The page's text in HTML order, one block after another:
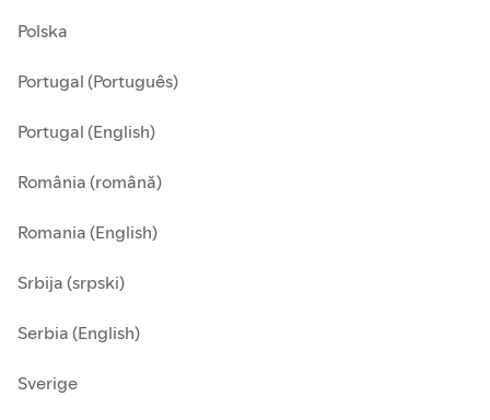
Polska
Portugal (Português)
Portugal (English)
România (română)
Romania (English)
Srbija (srpski)
Serbia (English)
Sverige